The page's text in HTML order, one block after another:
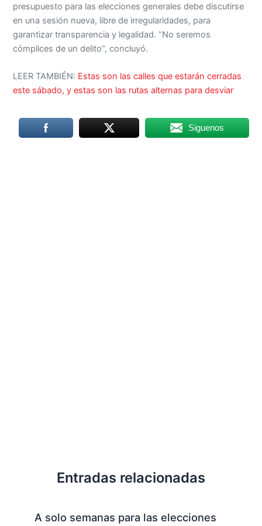
presupuesto para las elecciones generales debe discutirse
en una sesión nueva, libre de irregularidades, para
garantizar transparencia y legalidad. “No seremos
cómplices de un delito”, concluyó.
LEER TAMBIÉN: Estas son las calles que estarán cerradas
este sábado, y estas son las rutas alternas para desviar
Siguenos
Entradas relacionadas
A solo semanas para las elecciones